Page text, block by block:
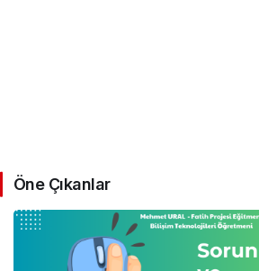
Öne Çıkanlar